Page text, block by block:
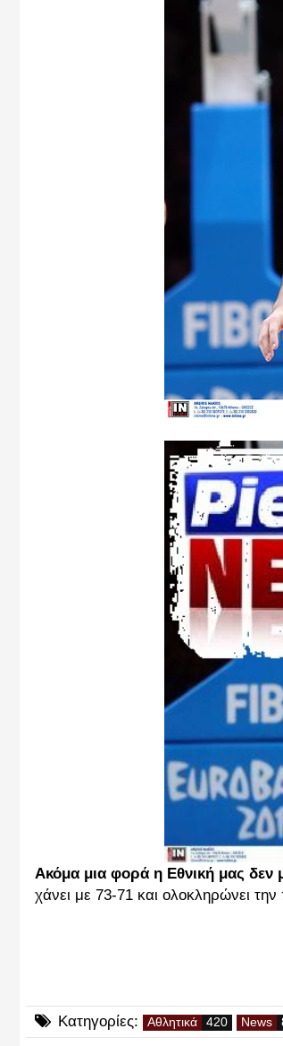
Ακόμα μια φορά η Εθνική μας δεν
χάνει με 73-71 και ολοκληρώνει
Κατηγορίες: Αθλητικά News